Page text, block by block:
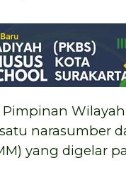
Pimpinan
narasumber
yang digelar